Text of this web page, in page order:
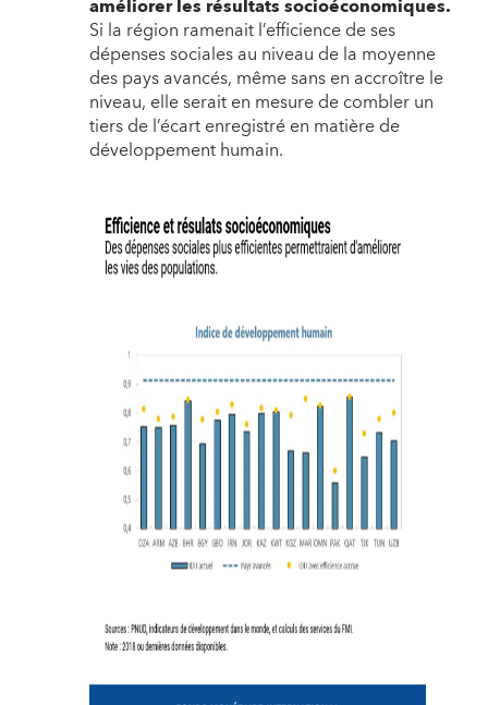
améliorer les résultats socioéconomiques.
Si la région ramenait l’efficience de ses
dépenses sociales au niveau de la moyenne
des pays avancés, même sans en accroître le
niveau, elle serait en mesure de combler un
tiers de l’écart enregistré en matière de
développement humain.